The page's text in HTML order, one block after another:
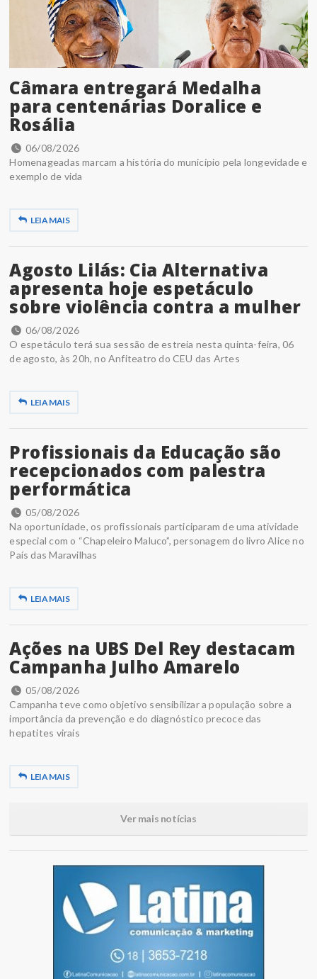
Câmara entregará Medalha
para centenárias Doralice e
Rosália
06/08/2026
Homenageadas marcam a história do município pela longevidade e
exemplo de vida
LEIA MAIS
Agosto Lilás: Cia Alternativa
apresenta hoje espetáculo
sobre violência contra a mulher
06/08/2026
O espetáculo terá sua sessão de estreia nesta quinta-feira, 06
de agosto, às 20h, no Anfiteatro do CEU das Artes
LEIA MAIS
Profissionais da Educação são
recepcionados com palestra
performática
05/08/2026
Na oportunidade, os profissionais participaram de uma atividade
especial com o “Chapeleiro Maluco”, personagem do livro Alice no
País das Maravilhas
LEIA MAIS
Ações na UBS Del Rey destacam
Campanha Julho Amarelo
05/08/2026
Campanha teve como objetivo sensibilizar a população sobre a
importância da prevenção e do diagnóstico precoce das
hepatites virais
LEIA MAIS
Ver mais notícias